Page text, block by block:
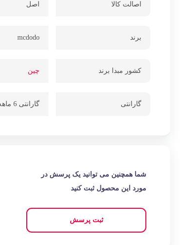
اصالت کالا اصل
برند mcdodo
کشور مبدا برند چین
گارانتی گارانتی 6 ماهه شرکتی
شما همچنین می توانید یک پرسش در
مورد این محصول ثبت کنید
ثبت پرسش